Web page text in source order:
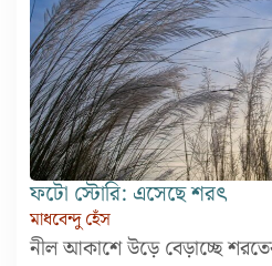
ফটো স্টোরি: এসেছে শরৎ
মাধবেন্দু হেঁস
নীল আকাশে উড়ে বেড়াচ্ছে